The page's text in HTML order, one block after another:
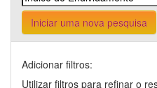
Iniciar uma nova pesquisa
Adicionar filtros:
Utilizar filtros para refinar o